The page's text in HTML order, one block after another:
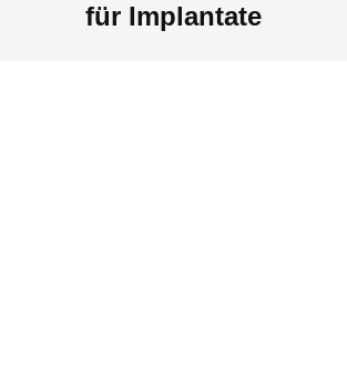
für Implantate